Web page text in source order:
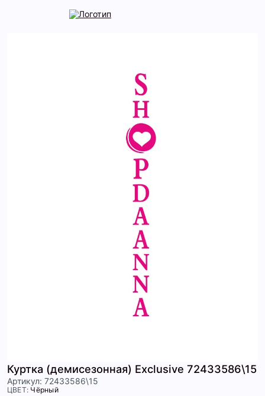
Куртка (демисезонная) Exclusive 72433586\15
Артикул: 72433586\15
ЦВЕТ: Чёрный